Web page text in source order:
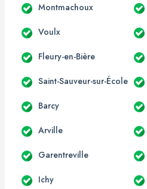
Montmachoux
Voulx
Fleury-en-Bière
Saint-Sauveur-sur-École
Barcy
Arville
Garentreville
Ichy